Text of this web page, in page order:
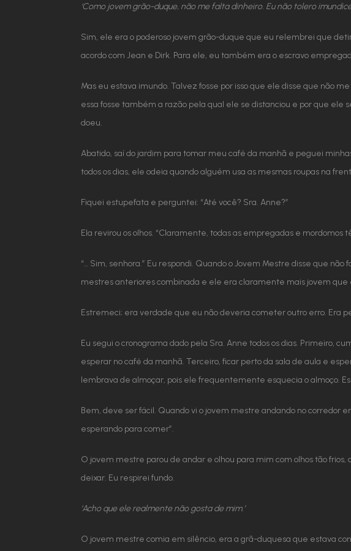
‘Como jovem grão-duque, não me falta dinheiro. Eu não tolero
Sim, ele era o poderoso jovem grão-duque que eu relembrei que
acordo com Jean e Dirk. Para ele, eu também era o escravo
Mas eu estava imundo. Talvez fosse por isso que ele disse que não
essa fosse também a razão pela qual ele se distanciou e por que
doeu.
Abatido, saí do jardim para tomar meu café da manhã e peguei
todos os dias, ele odeia quando alguém usa as mesmas roupas na
Fiquei estupefata e perguntei: “Até você? Sra. Anne?”
Ela revirou os olhos. “Claramente, todas as empregadas e
“… Sim, senhora.” Eu respondi. Quando o Jovem Mestre disse que
mestres anteriores combinada e ele era claramente mais jovem que
Estremeci; era verdade que eu não deveria cometer outro erro. Era
Eu segui o cronograma dado pela Sra. Anne todos os dias. Primeiro,
esperar no café da manhã. Terceiro, ficar perto da sala de aula e
lembrava de almoçar, pois ele frequentemente esquecia o almoço.
Bem, deve ser fácil. Quando vi o jovem mestre andando no corredor
esperando para comer”.
O jovem mestre parou de andar e olhou para mim com olhos tão
deixar. Eu respirei fundo.
‘Acho que ele realmente não gosta de mim.’
O jovem mestre comia em silêncio, era a grã-duquesa que estava